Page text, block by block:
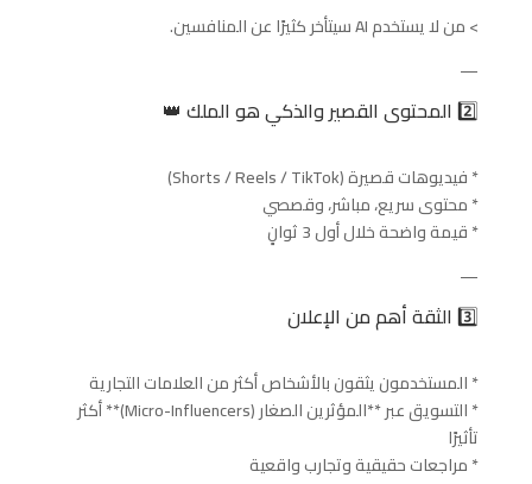
> من لا يستخدم AI سيتأخر كثيرًا عن المنافسين.
—
2️⃣ المحتوى القصير والذكي هو الملك 👑
* فيديوهات قصيرة (Shorts / Reels / TikTok)
* محتوى سريع، مباشر، وقصصي
* قيمة واضحة خلال أول 3 ثوانٍ
—
3️⃣ الثقة أهم من الإعلان
* المستخدمون يثقون بالأشخاص أكثر من العلامات التجارية
* التسويق عبر **المؤثرين الصغار (Micro-Influencers)** أكثر
تأثيرًا
* مراجعات حقيقية وتجارب واقعية